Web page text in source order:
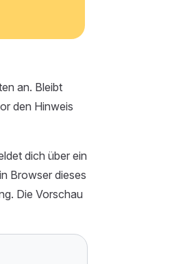
an. Bleibt
den Hinweis
dich über ein
Browser dieses
Die Vorschau